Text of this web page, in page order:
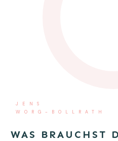
WAS BRAUCHST
JENS
WORG-BOLLRATH